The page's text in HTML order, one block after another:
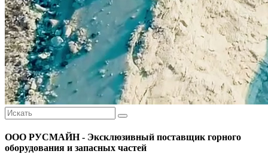
ООО РУСМАЙН - Эксклюзивный поставщик горного
оборудования и запасных частей